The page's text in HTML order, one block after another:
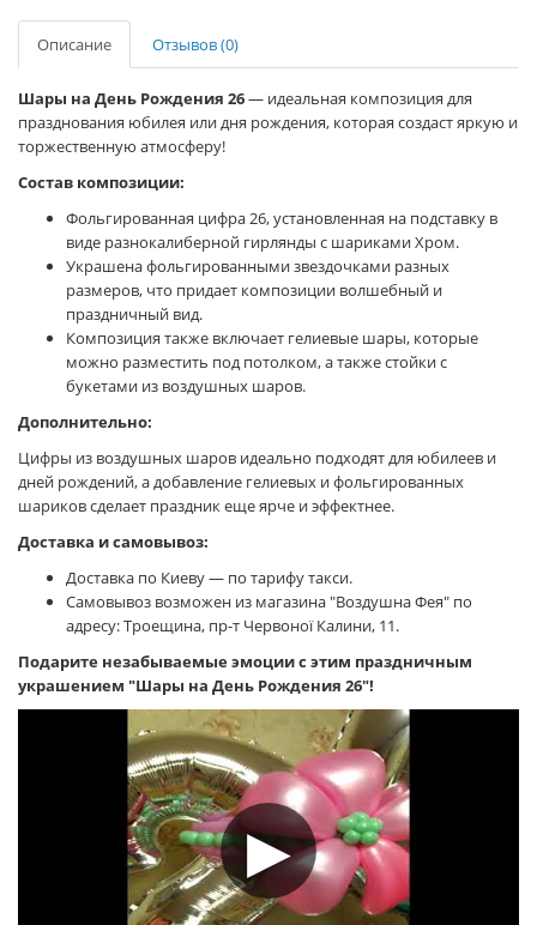
Описание Отзывов (0)
Шары на День Рождения 26— идеальная композиция для
празднования юбилея или дня рождения, которая создаст яркую и
торжественную атмосферу!
Состав композиции:
Фольгированная цифра 26, установленная на подставку в
виде разнокалиберной гирлянды с шариками Хром.
Украшена фольгированными звездочками разных
размеров, что придает композиции волшебный и
праздничный вид.
Композиция также включает гелиевые шары, которые
можно разместить под потолком, а также стойки с
букетами из воздушных шаров.
Дополнительно:
Цифры из воздушных шаров идеально подходят для юбилеев и
дней рождений, а добавление гелиевых и фольгированных
шариков сделает праздник еще ярче и эффектнее.
Доставка и самовывоз:
Доставка по Киеву — по тарифу такси.
Самовывоз возможен из магазина "Воздушна Фея" по
адресу: Троещина, пр-т Червоної Калини, 11.
Подарите незабываемые эмоции с этим праздничным
украшением "Шары на День Рождения 26"!